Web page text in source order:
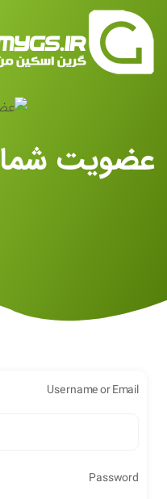
عضویت شما
Username or Email
Password